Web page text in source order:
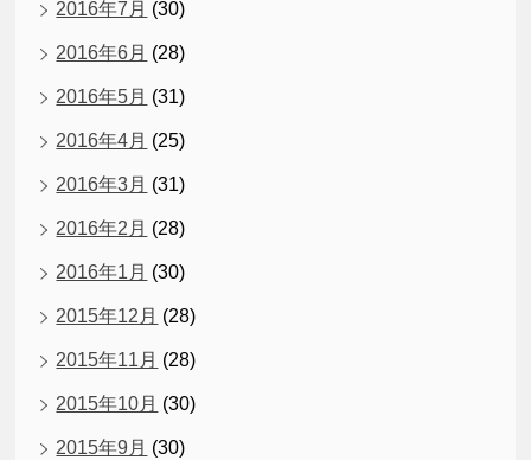
2016年7月 (30)
2016年6月 (28)
2016年5月 (31)
2016年4月 (25)
2016年3月 (31)
2016年2月 (28)
2016年1月 (30)
2015年12月 (28)
2015年11月 (28)
2015年10月 (30)
2015年9月 (30)